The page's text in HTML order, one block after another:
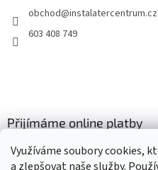
Využíváme soubory cookies,
a zlepšovat naše služby.
obchod@instalatercentrum.cz
603 408 749
Přijímáme online platby